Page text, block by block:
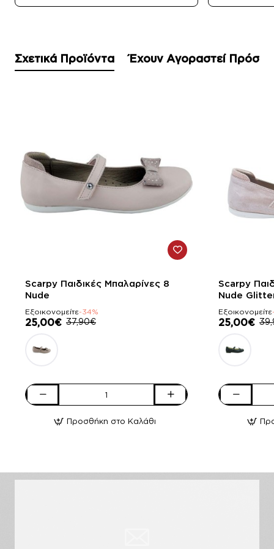
Σχετικά Προϊόντα Έχουν Αγοραστεί
-34%
Scarpy Παιδικές Μπαλαρίνες 8
Nude
Εξοικονομείτε-34%
25,00€ 37,90€
Scarpy
ΜπαλαρίνεςΠροσθήκη στο Καλάθι
-37%
Scarpy
Nude
Εξοικονομείτε
25,00€
Scarpy
Μπαλαρίνες